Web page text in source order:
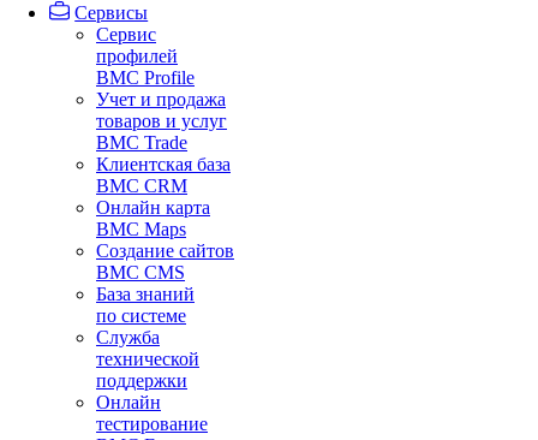
Сервисы
Сервис
профилей
BMC Profile
Учет и продажа
товаров и услуг
BMC Trade
Клиентская база
BMC CRM
Онлайн карта
BMC Maps
Создание сайтов
BMC CMS
База знаний
по системе
Служба
технической
поддержки
Онлайн
тестирование